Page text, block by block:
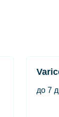
до 7